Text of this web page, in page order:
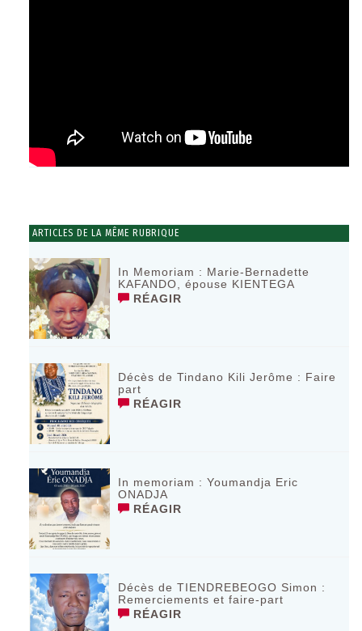
ARTICLES DE LA MÊME RUBRIQUE
In Memoriam : Marie-Bernadette
KAFANDO, épouse KIENTEGA
RÉAGIR
Décès de Tindano Kili Jerôme : Faire
part
RÉAGIR
In memoriam : Youmandja Eric
ONADJA
RÉAGIR
Décès de TIENDREBEOGO Simon :
Remerciements et faire-part
RÉAGIR